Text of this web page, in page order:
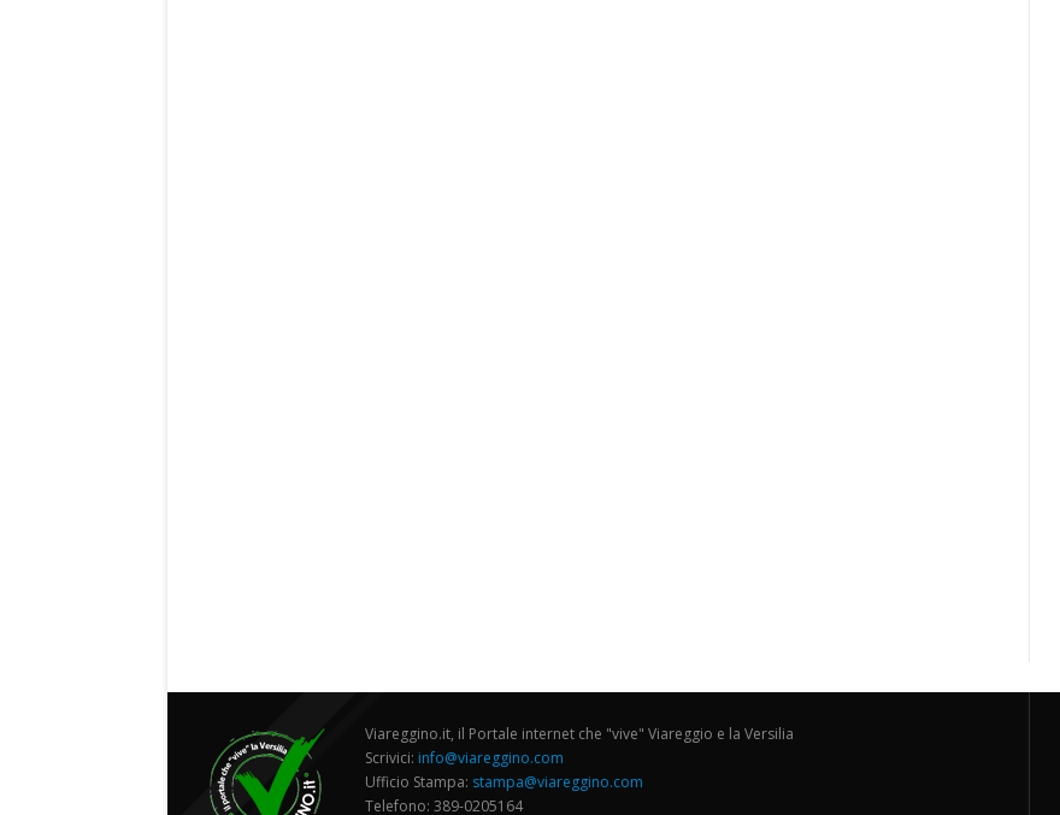
Viareggino.it, il Portale internet che "vive" Viareggio e la Versilia
Scrivici: info@viareggino.com
Ufficio Stampa: stampa@viareggino.com
Telefono: 389-0205164